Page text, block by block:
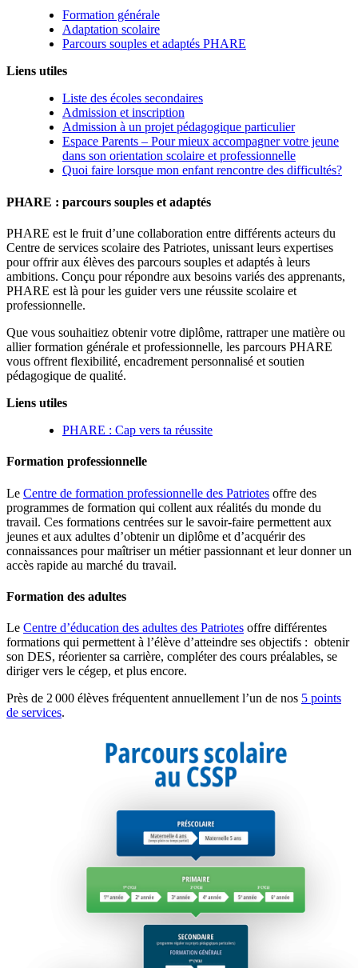
Formation générale
Adaptation scolaire
Parcours souples et adaptés PHARE
Liens utiles
Liste des écoles secondaires
Admission et inscription
Admission à un projet pédagogique particulier
Espace Parents – Pour mieux accompagner votre jeune
dans son orientation scolaire et professionnelle
Quoi faire lorsque mon enfant rencontre des difficultés?
PHARE : parcours souples et adaptés
PHARE est le fruit d’une collaboration entre différents acteurs du
Centre de services scolaire des Patriotes, unissant leurs expertises
pour offrir aux élèves des parcours souples et adaptés à leurs
ambitions. Conçu pour répondre aux besoins variés des apprenants,
PHARE est là pour les guider vers une réussite scolaire et
professionnelle.
Que vous souhaitiez obtenir votre diplôme, rattraper une matière ou
allier formation générale et professionnelle, les parcours PHARE
vous offrent flexibilité, encadrement personnalisé et soutien
pédagogique de qualité.
Liens utiles
PHARE : Cap vers ta réussite
Formation professionnelle
Le Centre de formation professionnelle des Patriotes offre des
programmes de formation qui collent aux réalités du monde du
travail. Ces formations centrées sur le savoir-faire permettent aux
jeunes et aux adultes d’obtenir un diplôme et d’acquérir des
connaissances pour maîtriser un métier passionnant et leur donner un
accès rapide au marché du travail.
Formation des adultes
Le Centre d’éducation des adultes des Patriotes offre différentes
formations qui permettent à l’élève d’atteindre ses objectifs : obtenir
son DES, réorienter sa carrière, compléter des cours préalables, se
diriger vers le cégep, et plus encore.
Près de 2 000 élèves fréquentent annuellement l’un de nos 5 points
de services.